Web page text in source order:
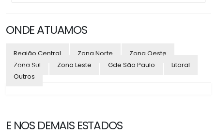
ONDE ATUAMOS
Região Central Zona Norte
Zona Oeste
Zona Sul
Zona Leste Gde São Paulo
Litoral
Outros
E NOS DEMAIS ESTADOS